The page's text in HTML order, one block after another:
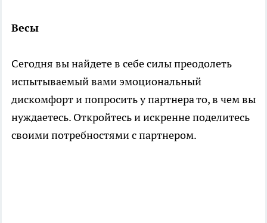
Весы
Сегодня вы найдете в себе силы преодолеть
испытываемый вами эмоциональный
дискомфорт и попросить у партнера то, в чем вы
нуждаетесь. Откройтесь и искренне поделитесь
своими потребностями с партнером.